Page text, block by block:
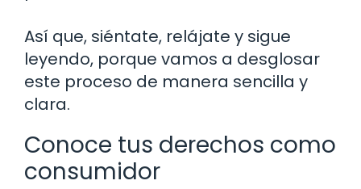
Así que, siéntate, relájate y sigue
leyendo, porque vamos a desglosar
este proceso de manera sencilla y
clara.
Conoce tus derechos como
consumidor